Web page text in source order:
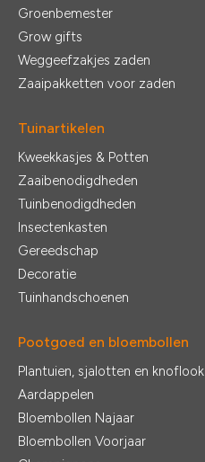
Groenbemester
Grow gifts
Weggeefzakjes zaden
Zaaipakketten voor zaden
Tuinartikelen
Kweekkasjes & Potten
Zaaibenodigdheden
Tuinbenodigdheden
Insectenkasten
Gereedschap
Decoratie
Tuinhandschoenen
Pootgoed en bloembollen
Plantuien, sjalotten en knoflook
Aardappelen
Bloembollen Najaar
Bloembollen Voorjaar